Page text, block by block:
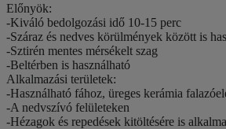
Előnyök:
-Kiváló bedolgozási idő 10-15 perc
-Száraz és nedves körülmények között is
-Sztirén mentes mérsékelt szag
-Beltérben is használható
Alkalmazási területek:
-Használható fához, üreges kerámia
-A nedvszívó felületeken
-Hézagok és repedések kitöltésére is